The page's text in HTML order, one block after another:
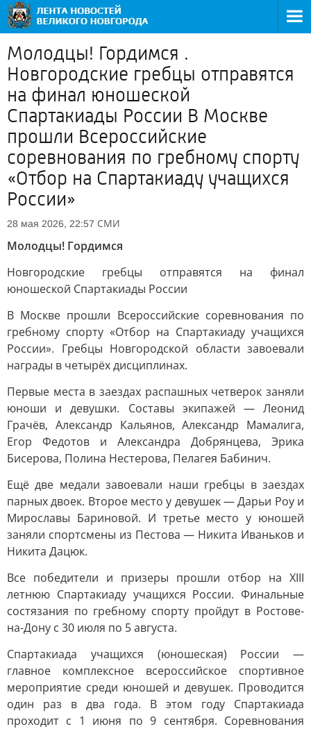
Молодцы! Гордимся .
Новгородские гребцы отправятся
на финал юношеской
Спартакиады России В Москве
прошли Всероссийские
соревнования по гребному спорту
«Отбор на Спартакиаду учащихся
России»
28 мая 2026, 22:57 СМИ
Молодцы! Гордимся
Новгородские гребцы отправятся на финал
юношеской Спартакиады России
В Москве прошли Всероссийские соревнования по
гребному спорту «Отбор на Спартакиаду учащихся
России». Гребцы Новгородской области завоевали
награды в четырёх дисциплинах.
Первые места в заездах распашных четверок заняли
юноши и девушки. Составы экипажей — Леонид
Грачёв, Александр Кальянов, Александр Мамалига,
Егор Федотов и Александра Добрянцева, Эрика
Бисерова, Полина Нестерова, Пелагея Бабинич.
Ещё две медали завоевали наши гребцы в заездах
парных двоек. Второе место у девушек — Дарьи Роу и
Мирославы Бариновой. И третье место у юношей
заняли спортсмены из Пестова — Никита Иваньков и
Никита Дацюк.
Все победители и призеры прошли отбор на XIII
летнюю Спартакиаду учащихся России. Финальные
состязания по гребному спорту пройдут в Ростове-
на-Дону с 30 июля по 5 августа.
Спартакиада учащихся (юношеская) России —
главное комплексное всероссийское спортивное
мероприятие среди юношей и девушек. Проводится
один раз в два года. В этом году Спартакиада
проходит с 1 июня по 9 сентября. Соревнования